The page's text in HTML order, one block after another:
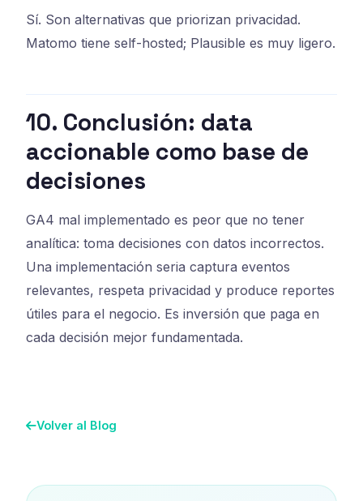
Sí. Son alternativas que priorizan privacidad.
Matomo tiene self-hosted; Plausible es muy ligero.
10. Conclusión: data
accionable como base de
decisiones
GA4 mal implementado es peor que no tener
analítica: toma decisiones con datos incorrectos.
Una implementación seria captura eventos
relevantes, respeta privacidad y produce reportes
útiles para el negocio. Es inversión que paga en
cada decisión mejor fundamentada.
Volver al Blog